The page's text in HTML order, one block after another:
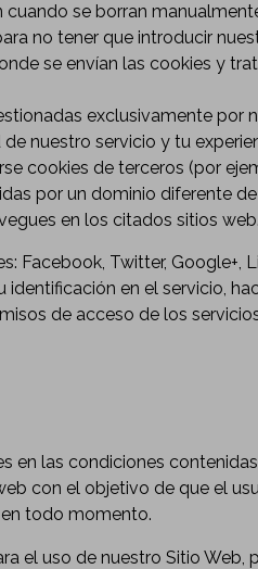
se borran
no tener que introducir
se envían las cookies y
exclusivamente por
nuestro servicio y tu
cookies de terceros (por
por un dominio diferente
en los citados sitios web.
Twitter, Google+,
en el servicio,
de acceso de los
en las condiciones
con el objetivo de que el
en todo momento.
el uso de nuestro Sitio Web,